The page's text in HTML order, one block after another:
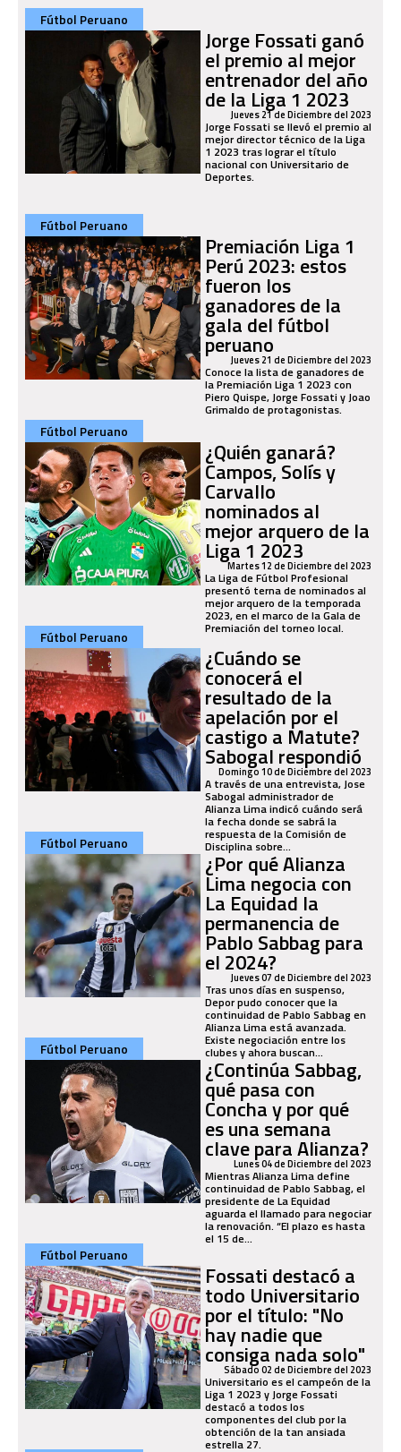
Fútbol Peruano
Jorge Fossati ganó
el premio al mejor
entrenador del año
de la Liga 1 2023
Jueves 21 de Diciembre del 2023
Jorge Fossati se llevó el premio al
mejor director técnico de la Liga
1 2023 tras lograr el título
nacional con Universitario de
Deportes.
Fútbol Peruano
Premiación Liga 1
Perú 2023: estos
fueron los
ganadores de la
gala del fútbol
peruano
Jueves 21 de Diciembre del 2023
Conoce la lista de ganadores de
la Premiación Liga 1 2023 con
Piero Quispe, Jorge Fossati y Joao
Grimaldo de protagonistas.
Fútbol Peruano
¿Quién ganará?
Campos, Solís y
Carvallo
nominados al
mejor arquero de la
Liga 1 2023
Martes 12 de Diciembre del 2023
La Liga de Fútbol Profesional
presentó terna de nominados al
mejor arquero de la temporada
2023, en el marco de la Gala de
Premiación del torneo local.
Fútbol Peruano
¿Cuándo se
conocerá el
resultado de la
apelación por el
castigo a Matute?
Sabogal respondió
Domingo 10 de Diciembre del 2023
A través de una entrevista, Jose
Sabogal administrador de
Alianza Lima indicó cuándo será
la fecha donde se sabrá la
respuesta de la Comisión de
Disciplina sobre...
Fútbol Peruano
¿Por qué Alianza
Lima negocia con
La Equidad la
permanencia de
Pablo Sabbag para
el 2024?
Jueves 07 de Diciembre del 2023
Tras unos días en suspenso,
Depor pudo conocer que la
continuidad de Pablo Sabbag en
Alianza Lima está avanzada.
Existe negociación entre los
clubes y ahora buscan...
Fútbol Peruano
¿Continúa Sabbag,
qué pasa con
Concha y por qué
es una semana
clave para Alianza?
Lunes 04 de Diciembre del 2023
Mientras Alianza Lima define
continuidad de Pablo Sabbag, el
presidente de La Equidad
aguarda el llamado para negociar
la renovación. “El plazo es hasta
el 15 de...
Fútbol Peruano
Fossati destacó a
todo Universitario
por el título: "No
hay nadie que
consiga nada solo"
Sábado 02 de Diciembre del 2023
Universitario es el campeón de la
Liga 1 2023 y Jorge Fossati
destacó a todos los
componentes del club por la
obtención de la tan ansiada
estrella 27.